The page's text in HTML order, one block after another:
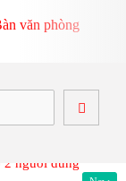
văn phòng